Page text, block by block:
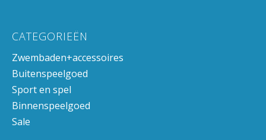
CATEGORIEËN
Zwembaden+accessoires
Buitenspeelgoed
Sport en spel
Binnenspeelgoed
Sale